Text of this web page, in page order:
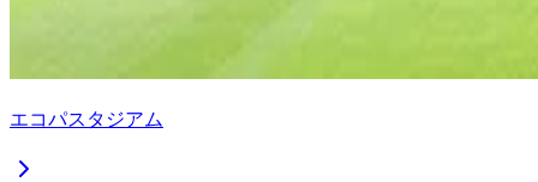
エコパスタジアム